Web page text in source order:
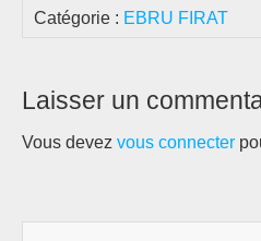
Catégorie : EBRU FIRAT
Laisser un
Vous devez vous connecter